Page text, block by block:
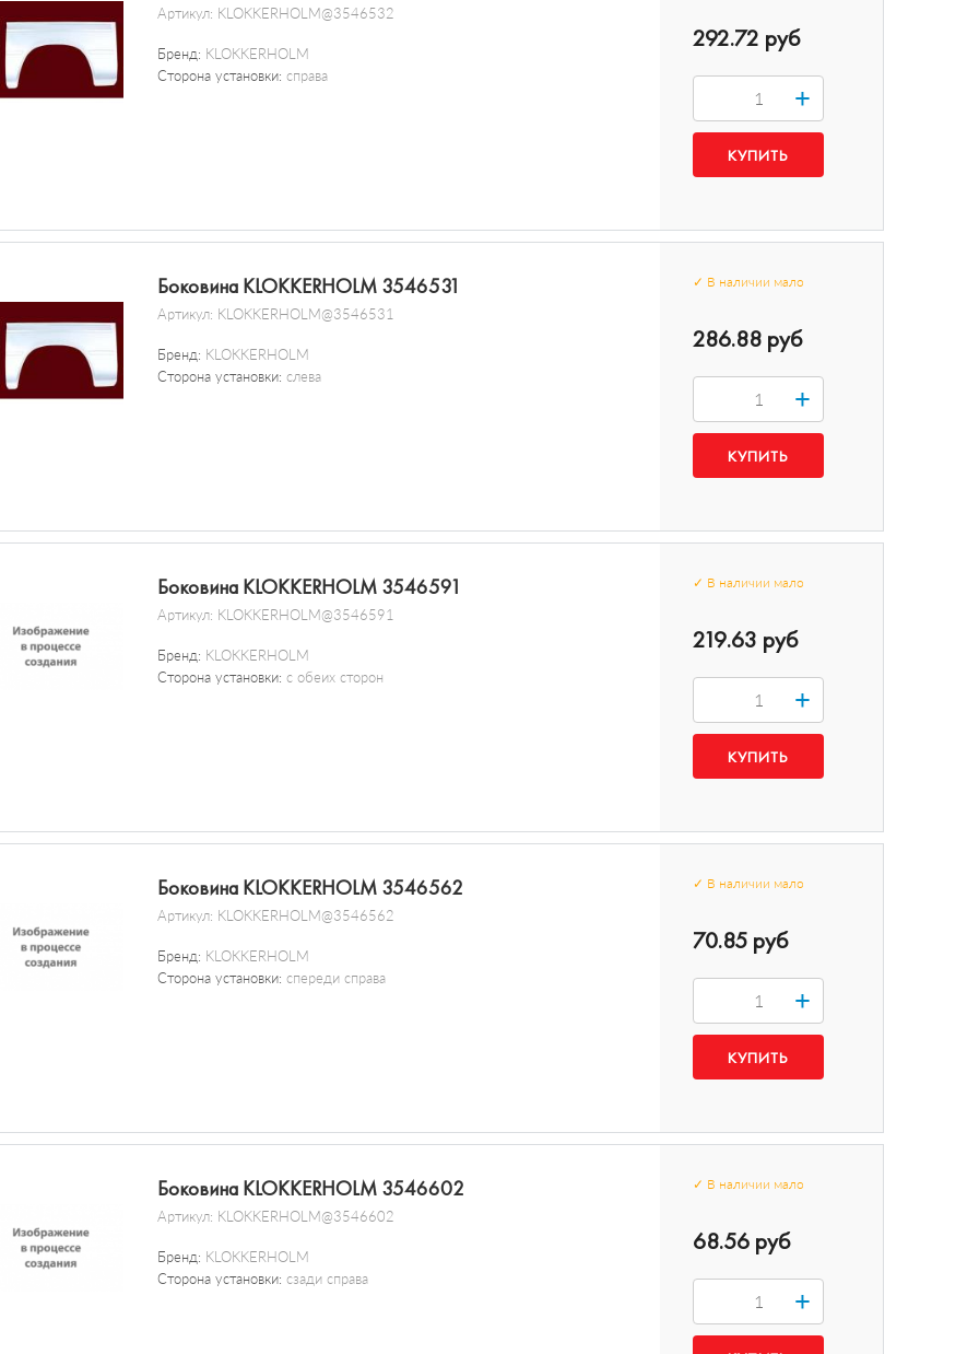
Артикул: KLOKKERHOLM@3546532
Бренд: KLOKKERHOLM
Сторона установки: справа
292.72 руб
+
Боковина KLOKKERHOLM 3546531
Артикул: KLOKKERHOLM@3546531
Бренд: KLOKKERHOLM
Сторона установки: слева
✓ В наличии мало
286.88 руб
+
Боковина KLOKKERHOLM 3546591
Артикул: KLOKKERHOLM@3546591
Бренд: KLOKKERHOLM
Сторона установки: с обеих сторон
✓ В наличии мало
219.63 руб
+
Боковина KLOKKERHOLM 3546562
Артикул: KLOKKERHOLM@3546562
Бренд: KLOKKERHOLM
Сторона установки: спереди справа
✓ В наличии мало
70.85 руб
+
Боковина KLOKKERHOLM 3546602
Артикул: KLOKKERHOLM@3546602
Бренд: KLOKKERHOLM
Сторона установки: сзади справа
✓ В наличии мало
68.56 руб
+